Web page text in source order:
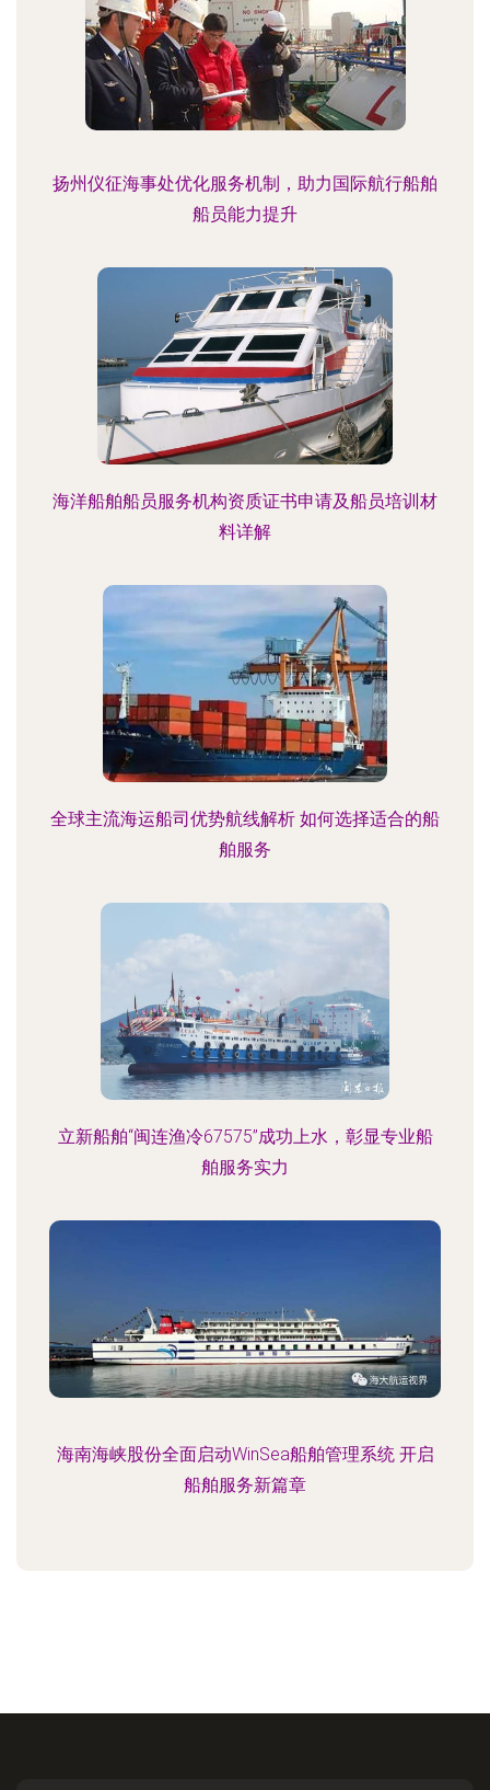
扬州仪征海事处优化服务机制，助力国际航行船舶
船员能力提升
海洋船舶船员服务机构资质证书申请及船员培训材
料详解
全球主流海运船司优势航线解析 如何选择适合的船
舶服务
立新船舶“闽连渔冷67575”成功上水，彰显专业船
舶服务实力
海南海峡股份全面启动WinSea船舶管理系统 开启
船舶服务新篇章